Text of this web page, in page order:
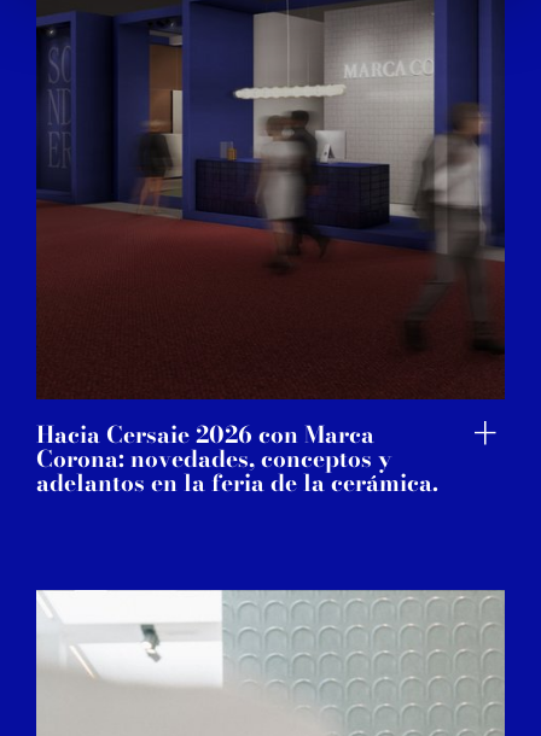
provide social media features and to analyse our traffic.
We also share information about your use of our site with
our social media, advertising and analytics partners who
may combine it with other information that you’ve
provided to them or that they’ve collected from your use
of their services.
Hacia Cersaie 2026 con Marca
Corona: novedades, conceptos y
adelantos en la feria de la cerámica.